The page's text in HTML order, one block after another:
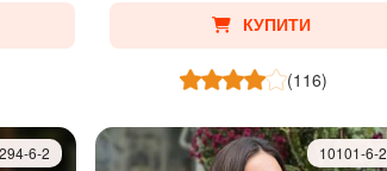
КУПИТИ
(116)
6-2 10101-6-2